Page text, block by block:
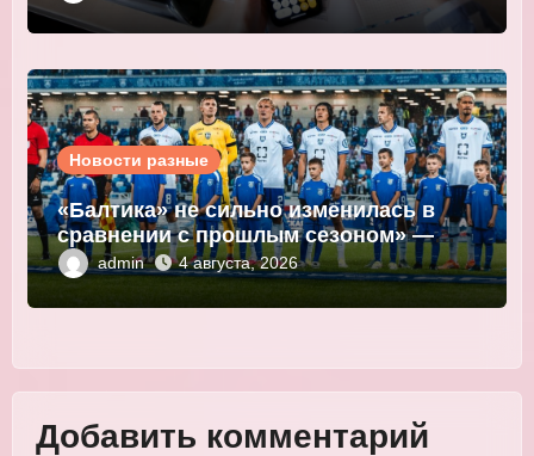
Новости разные
«Балтика» не сильно изменилась в
сравнении с прошлым сезоном» —
Морadmin 4 августа, 2026
Добавить комментарий